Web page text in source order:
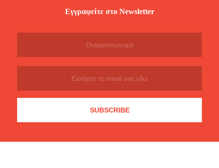
Εγγραφείτε στο Newsletter